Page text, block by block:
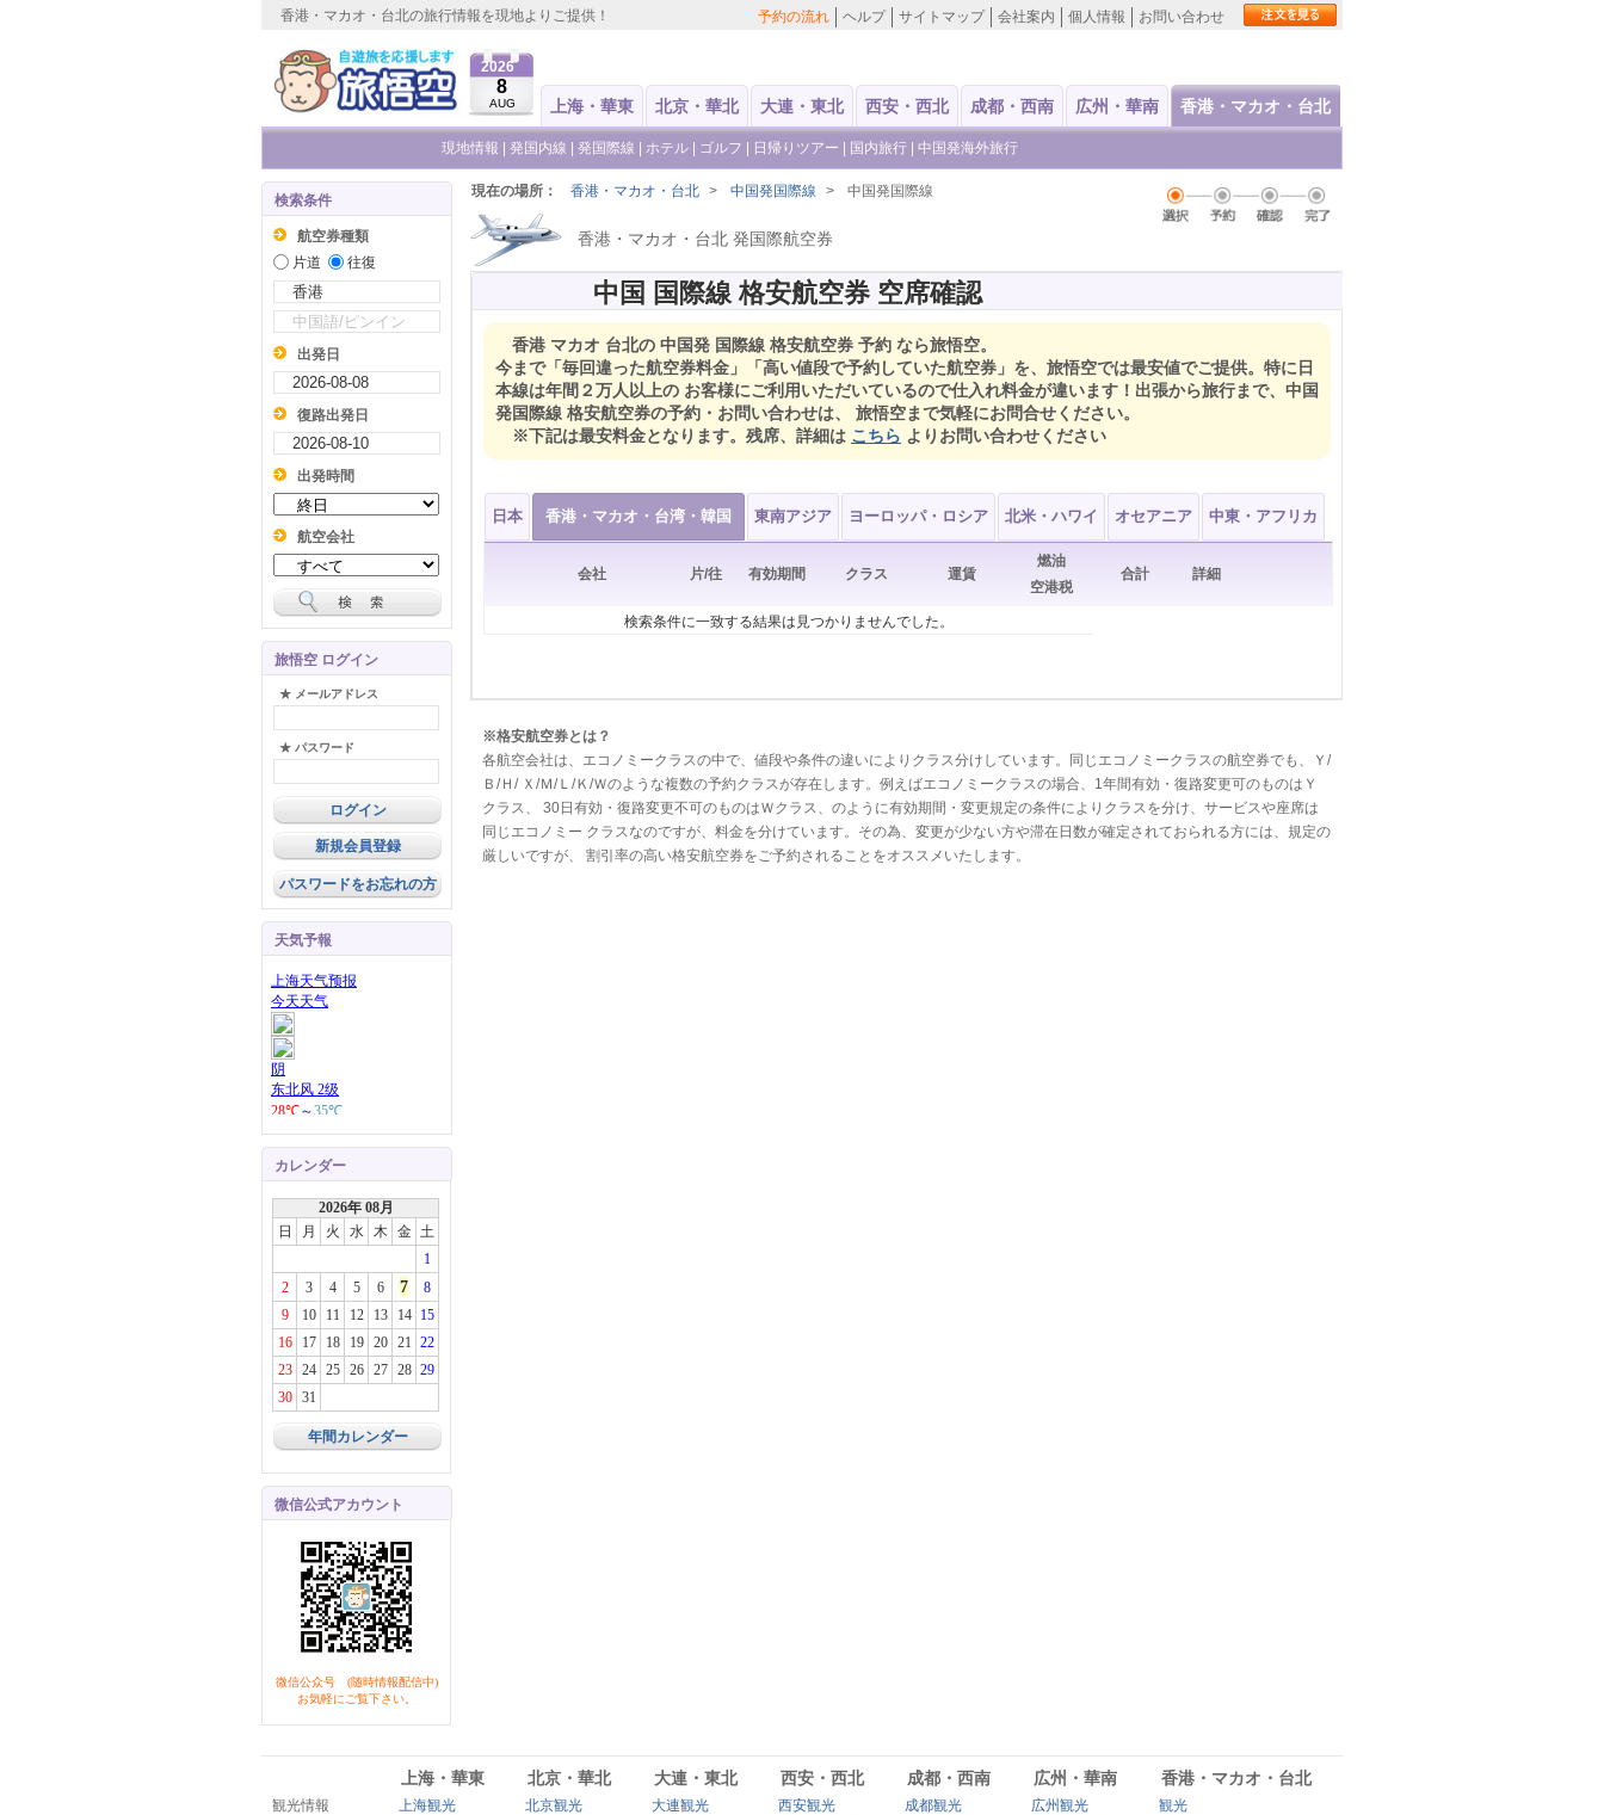
香港・マカオ・台北の旅行情報を現地よりご提供！ 予約の流れ ヘルプ サイトマップ 会社案内 個人情報 お問い合わせ
2026
8
AUG 上海・華東 北京・華北 大連・東北 西安・西北 成都・西南 広州・華南 香港・マカオ・台北
現地情報 発国内線 発国際線 ホテル ゴルフ 日帰りツアー 国内旅行 中国発海外旅行
検索条件
航空券種類
片道
往復
出発日
復路出発日
出発時間
航空会社
旅悟空 ログイン
★ メールアドレス
★ パスワード
新規会員登録
パスワードをお忘れの方
天気予報
カレンダー
2026年 08月
日
月 火 水 木 金 土
1
2
3 4 5 6 7
8
9
10 11 12 13 14
15
16
17 18 19 20 21 22
23
24 25 26 27 28 29
30
31
年間カレンダー
微信公式アカウント
微信公众号 (随時情報配信中)
お気軽にご覧下さい。
現在の場所： 香港・マカオ・台北 > 中国発国際線 > 中国発国際線
香港・マカオ・台北 発国際航空券
中国 国際線 格安航空券 空席確認
香港 マカオ 台北の 中国発 国際線 格安航空券 予約 なら旅悟空。
今まで「毎回違った航空券料金」「高い値段で予約していた航空券」を、旅悟空では最安値でご提供。特に日
本線は年間２万人以上の お客様にご利用いただいているので仕入れ料金が違います！出張から旅行まで、中国
発国際線 格安航空券の予約・お問い合わせは、 旅悟空まで気軽にお問合せください。
※下記は最安料金となります。残席、詳細は こちら よりお問い合わせください
日本 香港・マカオ・台湾・韓国 東南アジア ヨーロッパ・ロシア 北米・ハワイ オセアニア 中東・アフリカ
会社 片/往 有効期間 クラス 運賃
燃油
空港税
合計 詳細
検索条件に一致する結果は見つかりませんでした。
※格安航空券とは？
各航空会社は、エコノミークラスの中で、値段や条件の違いによりクラス分けしています。同じエコノミークラスの航空券でも、Ｙ/
Ｂ/Ｈ/ Ｘ/Ｍ/Ｌ/Ｋ/Ｗのような複数の予約クラスが存在します。例えばエコノミークラスの場合、1年間有効・復路変更可のものはＹ
クラス、 30日有効・復路変更不可のものはＷクラス、のように有効期間・変更規定の条件によりクラスを分け、サービスや座席は
同じエコノミー クラスなのですが、料金を分けています。その為、変更が少ない方や滞在日数が確定されておられる方には、規定の
厳しいですが、 割引率の高い格安航空券をご予約されることをオススメいたします。
上海・華東 北京・華北 大連・東北 西安・西北 成都・西南 広州・華南 香港・マカオ・台北
観光情報 上海観光 北京観光 大連観光 西安観光 成都観光 広州観光
観光